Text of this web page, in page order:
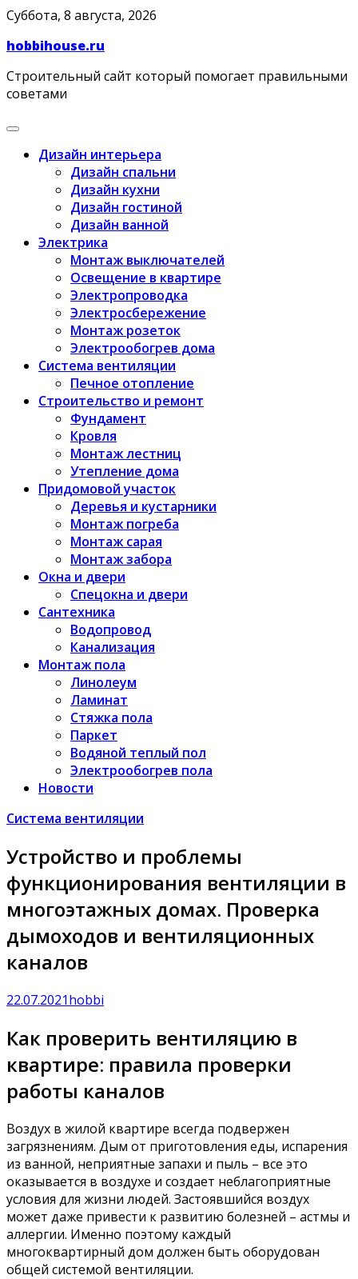
Skip
content
Суббота, 8 августа, 2026
hobbihouse.ru
Строительный сайт который помогает правильными
советами
Дизайн интерьера
Дизайн спальни
Дизайн кухни
Дизайн гостиной
Дизайн ванной
Электрика
Монтаж выключателей
Освещение в квартире
Электропроводка
Электросбережение
Монтаж розеток
Электрообогрев дома
Система вентиляции
Печное отопление
Строительство и ремонт
Фундамент
Кровля
Монтаж лестниц
Утепление дома
Придомовой участок
Деревья и кустарники
Монтаж погреба
Монтаж сарая
Монтаж забора
Окна и двери
Спецокна и двери
Сантехника
Водопровод
Канализация
Монтаж пола
Линолеум
Ламинат
Стяжка пола
Паркет
Водяной теплый пол
Электрообогрев пола
Новости
Система вентиляции
Устройство и проблемы
функционирования вентиляции в
многоэтажных домах. Проверка
дымоходов и вентиляционных
каналов
22.07.2021hobbi
Как проверить вентиляцию в
квартире: правила проверки
работы каналов
Воздух в жилой квартире всегда подвержен
загрязнениям. Дым от приготовления еды, испарения
из ванной, неприятные запахи и пыль – все это
оказывается в воздухе и создает неблагоприятные
условия для жизни людей. Застоявшийся воздух
может даже привести к развитию болезней – астмы и
аллергии. Именно поэтому каждый
многоквартирный дом должен быть оборудован
общей системой вентиляции.